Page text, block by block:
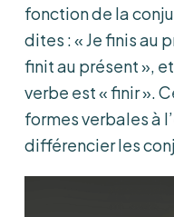
fonction de la
dites : « Je finis au
finit au présent »,
verbe est « finir ».
formes verbales à
différencier les